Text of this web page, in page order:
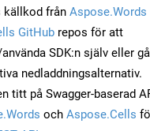
källkod från Aspose.Words
GitHub repos för att
SDK:n själv eller
nedladdningsalternativ.
titt på Swagger-baserad
och Aspose.Cells